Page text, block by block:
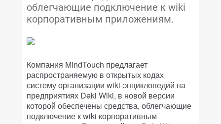
облегчающие подключение к wiki
корпоративным приложениям.
Компания MindTouch предлагает
распространяемую в открытых кодах
систему организации wiki-энциклопедий на
предприятиях Deki Wiki, в новой версии
которой обеспечены средства, облегчающие
подключение к wiki корпоративным